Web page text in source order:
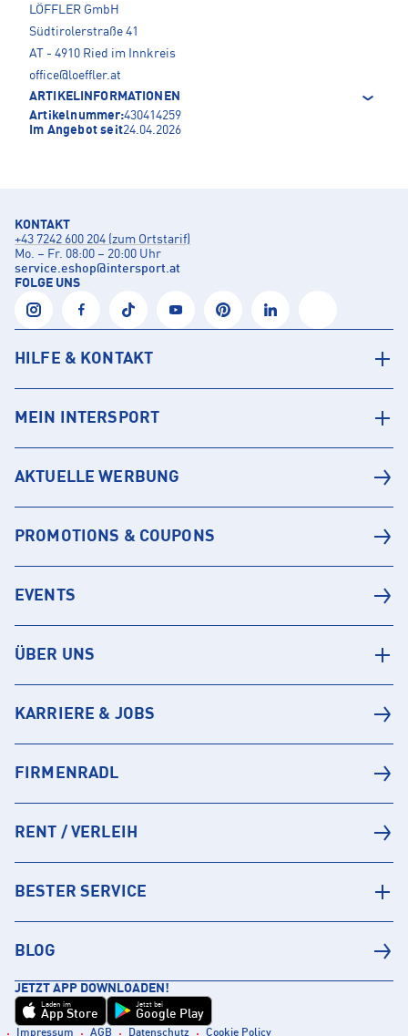
LÖFFLER GmbH
Südtirolerstraße 41
AT - 4910 Ried im Innkreis
office@loeffler.at
ARTIKELINFORMATIONEN
Artikelnummer:430414259
Im Angebot seit24.04.2026
KONTAKT
+43 7242 600 204 (zum Ortstarif)
Mo. – Fr. 08:00 – 20:00 Uhr
service.eshop@intersport.at
FOLGE UNS
HILFE & KONTAKT
MEIN INTERSPORT
AKTUELLE WERBUNG
PROMOTIONS & COUPONS
EVENTS
ÜBER UNS
KARRIERE & JOBS
FIRMENRADL
RENT / VERLEIH
BESTER SERVICE
BLOG
JETZT APP DOWNLOADEN!
Laden im
App Store
Jetzt bei
Google Play
Impressum AGB Datenschutz Cookie Policy